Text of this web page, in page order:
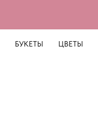
БУКЕТЫ ЦВЕТЫ